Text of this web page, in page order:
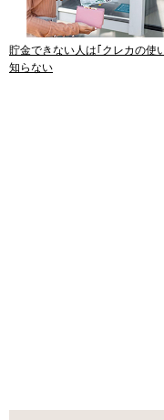
貯金できない人は｢クレカの使
知らない